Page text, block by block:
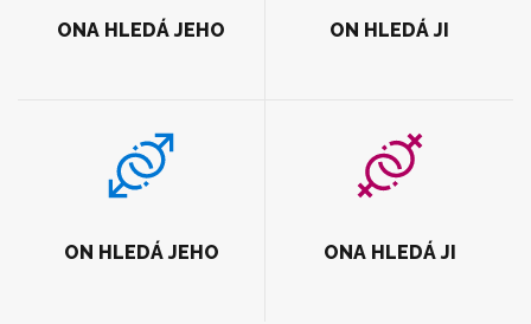
ONA HLEDÁ JEHO ON HLEDÁ JI
ON HLEDÁ JEHO ONA HLEDÁ JI